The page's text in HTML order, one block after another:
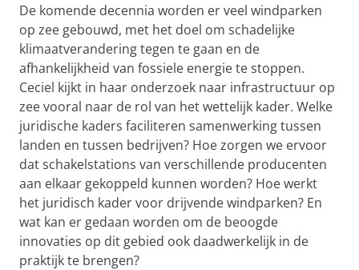
De komende decennia worden er veel windparken
op zee gebouwd, met het doel om schadelijke
klimaatverandering tegen te gaan en de
afhankelijkheid van fossiele energie te stoppen.
Ceciel kijkt in haar onderzoek naar infrastructuur op
zee vooral naar de rol van het wettelijk kader. Welke
juridische kaders faciliteren samenwerking tussen
landen en tussen bedrijven? Hoe zorgen we ervoor
dat schakelstations van verschillende producenten
aan elkaar gekoppeld kunnen worden? Hoe werkt
het juridisch kader voor drijvende windparken? En
wat kan er gedaan worden om de beoogde
innovaties op dit gebied ook daadwerkelijk in de
praktijk te brengen?